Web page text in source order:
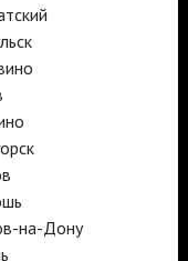
на-Дону